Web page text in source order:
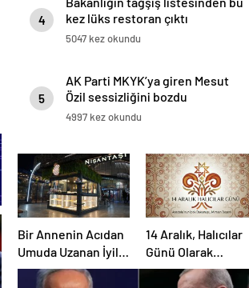
4
kez lüks restoran çıktı
5047 kez okundu
5
AK Parti MKYK’ya giren Mesut
Özil sessizliğini bozdu
4997 kez okundu
Bir Annenin Acıdan
Umuda Uzanan İyilik
Yolculuğu
14 Aralık, Halıcılar
Günü Olarak
Sektöre